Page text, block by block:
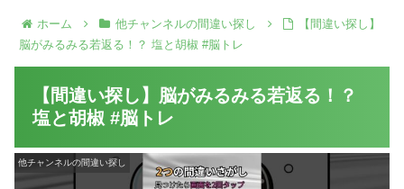
ホーム 他チャンネルの間違い探し
【間違い探し】
脳がみるみる若返る！？ 塩と胡椒 #脳トレ
【間違い探し】脳がみるみる若返る！？
塩と胡椒 #脳トレ
他チャンネルの間違い探し